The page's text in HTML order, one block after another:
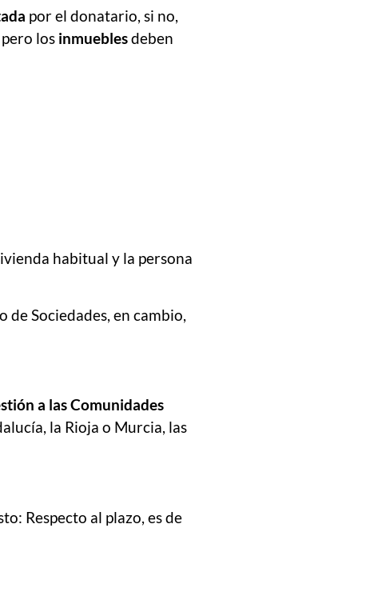
por el donatario, si no,
los inmueblesdeben
habitual y la persona
Sociedades, en cambio,
a las Comunidades
la Rioja o Murcia, las
Respecto al plazo, es de